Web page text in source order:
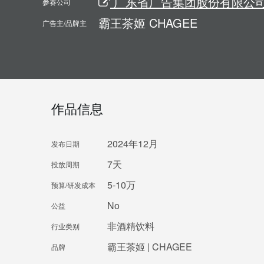
广告主/品牌主 霸王茶姬 CHAGEE
作品信息
发布日期 2024年12月
投放周期 7天
预算/研发成本 5-10万
公益 No
行业类别 非酒精饮料
品牌 霸王茶姬 | CHAGEE